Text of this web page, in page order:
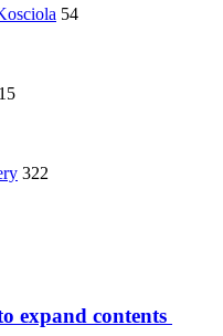
54
15
322
expand contents